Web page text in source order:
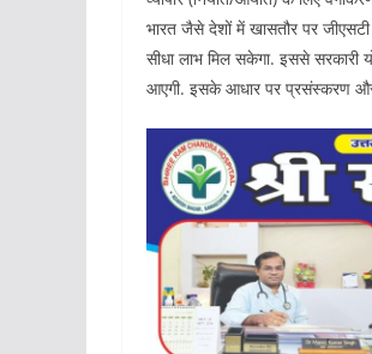
भारत जैसे देशों में खासतौर पर
सीधा लाभ मिल सकेगा. इससे सरकारी
आएगी. इसके आधार पर प्रसंस्करण और